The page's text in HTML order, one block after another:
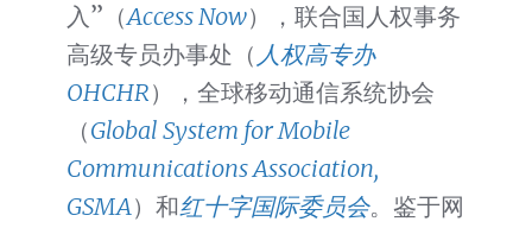
入”（Access Now），联合国人权事务
高级专员办事处（ 人权高专办
OHCHR），全球移动通信系统协会
（Global System for Mobile
Communications Association,
GSMA）和红十字国际委员会。鉴于网